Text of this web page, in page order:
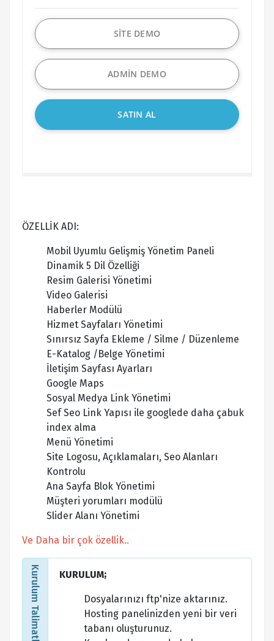
SİTE DEMO
ADMİN DEMO
SATIN AL
ÖZELLİK ADI:
Mobil Uyumlu Gelişmiş Yönetim Paneli
Dinamik 5 Dil Özelliği
Resim Galerisi Yönetimi
Video Galerisi
Haberler Modülü
Hizmet Sayfaları Yönetimi
Sınırsız Sayfa Ekleme / Silme / Düzenleme
E-Katalog /Belge Yönetimi
İletişim Sayfası Ayarları
Google Maps
Sosyal Medya Link Yönetimi
Sef Seo Link Yapısı ile googlede daha çabuk
index alma
Menü Yönetimi
Site Logosu, Açıklamaları, Seo Alanları
Kontrolu
Ana Sayfa Blok Yönetimi
Müşteri yorumları modülü
Slider Alanı Yönetimi
Ve Daha bir çok özellik..
Kurulum Talimatları KURULUM;
Dosyalarınızı ftp'nize aktarınız.
Hosting panelinizden yeni bir veri
tabanı oluşturunuz.